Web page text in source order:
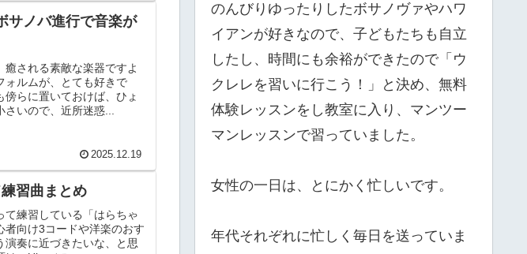
サノバ進行で音楽が
される素敵な楽器ですよ
ォルムが、とても好きで
らに置いておけば、ひょ
いので、近所迷惑...
2025.12.19
習曲まとめ
て練習している「はらちゃ
者向け3コードや洋楽のおす
演奏に近づきたいな、と思
のんびりゆったりしたボサノヴァやハワ
イアンが好きなので、子どもたちも自立
したし、時間にも余裕ができたので「ウ
クレレを習いに行こう！」と決め、無料
体験レッスンをし教室に入り、マンツー
マンレッスンで習っていました。
女性の一日は、とにかく忙しいです。
年代それぞれに忙しく毎日を送っていま